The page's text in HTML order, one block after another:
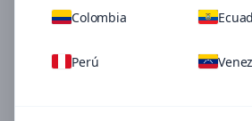
Colombia
Perú